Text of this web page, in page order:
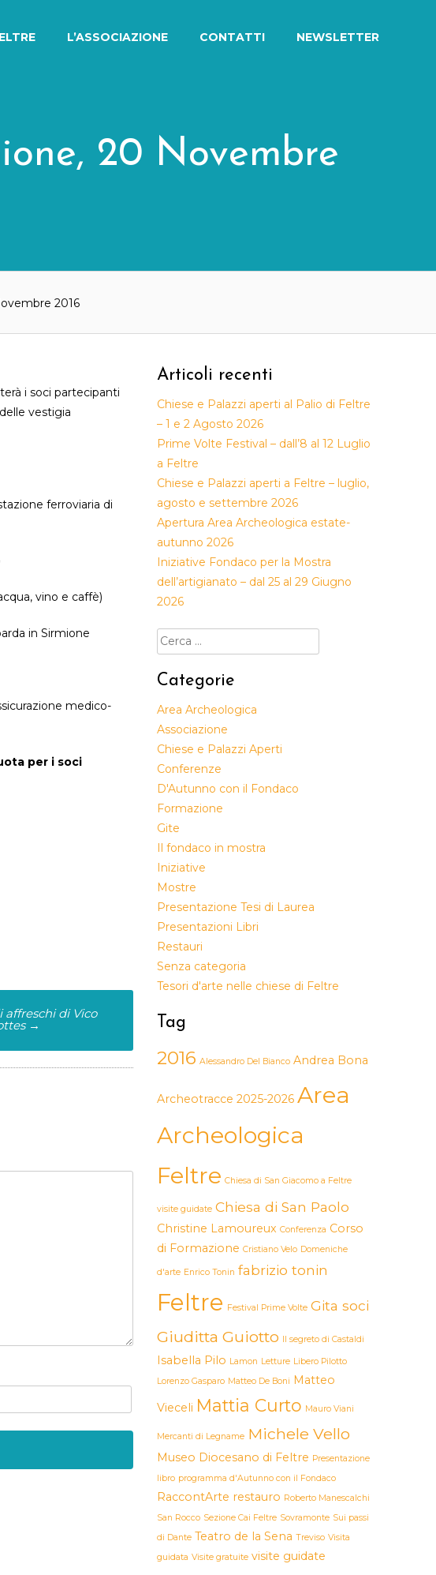
L’ASSOCIAZIONE CONTATTI NEWSLETTER
20 Novembre
2016
i soci partecipanti
vestigia
ferroviaria di
vino e caffè)
in Sirmione
medico-
per i soci
affreschi di Vico
→
Articoli recenti
Chiese e Palazzi aperti al Palio di Feltre
– 1 e 2 Agosto 2026
Prime Volte Festival – dall’8 al 12 Luglio
a Feltre
Chiese e Palazzi aperti a Feltre – luglio,
agosto e settembre 2026
Apertura Area Archeologica estate-
autunno 2026
Iniziative Fondaco per la Mostra
dell’artigianato – dal 25 al 29 Giugno
2026
Ricerca
per:
Categorie
Area Archeologica
Associazione
Chiese e Palazzi Aperti
Conferenze
D'Autunno con il Fondaco
Formazione
Gite
Il fondaco in mostra
Iniziative
Mostre
Presentazione Tesi di Laurea
Presentazioni Libri
Restauri
Senza categoria
Tesori d'arte nelle chiese di Feltre
Tag
2016 Alessandro Del Bianco Andrea Bona
Archeotracce 2025-2026 Area
Archeologica
Feltre Chiesa di San Giacomo a Feltre
visite guidate Chiesa di San Paolo
Christine Lamoureux Conferenza Corso
di Formazione Cristiano Velo Domeniche
d'arte Enrico Tonin fabrizio tonin
Feltre Festival Prime Volte Gita soci
Giuditta Guiotto Il segreto di Castaldi
Isabella Pilo Lamon Letture Libero Pilotto
Lorenzo Gasparo Matteo De Boni Matteo
Vieceli Mattia Curto Mauro Viani
Mercanti di Legname Michele Vello
Museo Diocesano di Feltre Presentazione
libro programma d'Autunno con il Fondaco
RaccontArte restauro Roberto Manescalchi
San Rocco Sezione Cai Feltre Sovramonte Sui passi
di Dante Teatro de la Sena Treviso Visita
guidata Visite gratuite visite guidate